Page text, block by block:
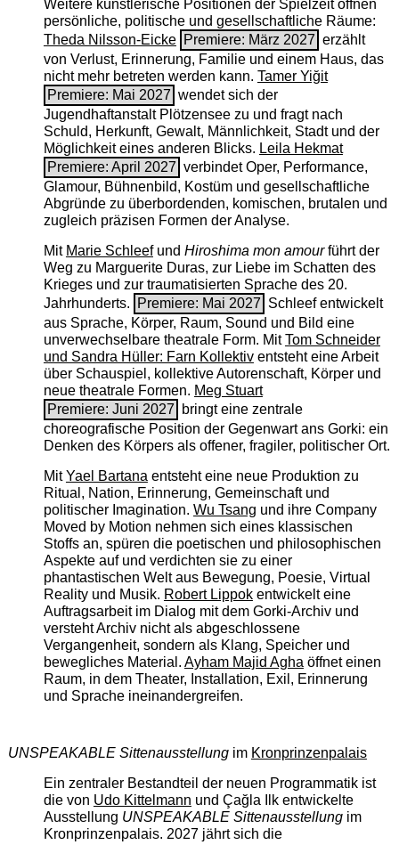
Weitere künstlerische Positionen der Spielzeit öffnen
persönliche, politische und gesellschaftliche Räume:
Theda Nilsson-Eicke Premiere: März 2027 erzählt
von Verlust, Erinnerung, Familie und einem Haus, das
nicht mehr betreten werden kann. Tamer Yiğit
Premiere: Mai 2027 wendet sich der
Jugendhaftanstalt Plötzensee zu und fragt nach
Schuld, Herkunft, Gewalt, Männlichkeit, Stadt und der
Möglichkeit eines anderen Blicks. Leila Hekmat
Premiere: April 2027 verbindet Oper, Performance,
Glamour, Bühnenbild, Kostüm und gesellschaftliche
Abgründe zu überbordenden, komischen, brutalen und
zugleich präzisen Formen der Analyse.
Mit Marie Schleefund Hiroshima mon amourführt der
Weg zu Marguerite Duras, zur Liebe im Schatten des
Krieges und zur traumatisierten Sprache des 20.
Jahrhunderts.
Premiere: Mai 2027 Schleef entwickelt
aus Sprache, Körper, Raum, Sound und Bild eine
unverwechselbare theatrale Form. MitTom Schneider
und Sandra Hüller: Farn Kollektiventsteht eine Arbeit
über Schauspiel, kollektive Autorenschaft, Körper und
neue theatrale Formen. Meg Stuart
Premiere: Juni 2027
bringt eine zentrale
choreografische Position der Gegenwart ans Gorki: ein
Denken des Körpers als offener, fragiler, politischer Ort.
MitYael Bartanaentsteht eine neue Produktion zu
Ritual, Nation, Erinnerung, Gemeinschaft und
politischer Imagination. Wu Tsang und ihre Company
Moved by Motion nehmen sich eines klassischen
Stoffs an, spüren die poetischen und philosophischen
Aspekte auf und verdichten sie zu einer
phantastischen Welt aus Bewegung, Poesie, Virtual
Reality und Musik. Robert Lippokentwickelt eine
Auftragsarbeit im Dialog mit dem Gorki-Archiv und
versteht Archiv nicht als abgeschlossene
Vergangenheit, sondern als Klang, Speicher und
bewegliches Material. Ayham Majid Aghaöffnet einen
Raum, in dem Theater, Installation, Exil, Erinnerung
und Sprache ineinandergreifen.
UNSPEAKABLE Sittenausstellungim Kronprinzenpalais
Ein zentraler Bestandteil der neuen Programmatik ist
die von Udo Kittelmann und Çağla Ilk entwickelte
Ausstellung UNSPEAKABLE Sittenausstellungim
Kronprinzenpalais. 2027 jährt sich die